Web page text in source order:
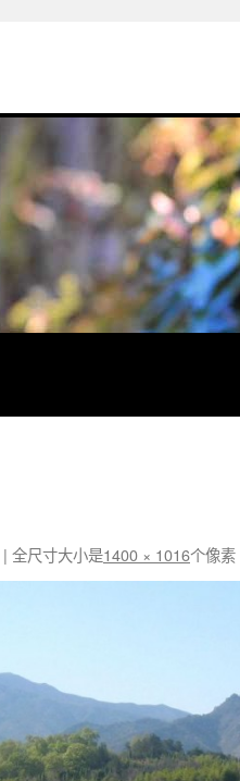
| 全尺寸大小是1400 × 1016个像素